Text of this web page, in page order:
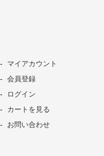
マイアカウント
会員登録
ログイン
カートを見る
お問い合わせ